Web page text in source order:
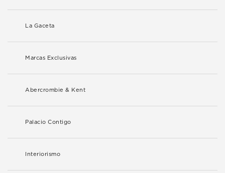
La Gaceta
Marcas Exclusivas
Abercrombie & Kent
Palacio Contigo
Interiorismo